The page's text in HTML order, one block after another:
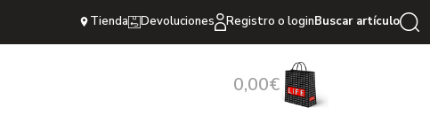
Tienda Devoluciones Registro o loginBuscar artículo
0,00€